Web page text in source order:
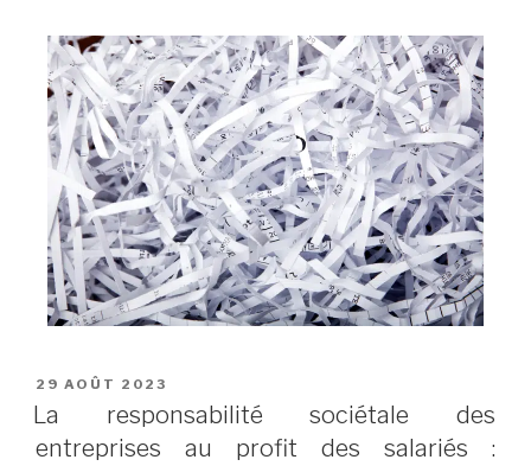
29 AOÛT 2023
La responsabilité sociétale des
entreprises au profit des salariés :